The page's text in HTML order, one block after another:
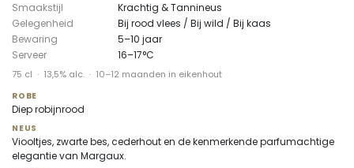
Smaakstijl
Krachtig & Tannineus
Gelegenheid
Bij rood vlees / Bij wild / Bij kaas
Bewaring
5–10 jaar
Serveer
16–17°C
75 cl · 13,5% alc. · 10–12 maanden in eikenhout
ROBE
Diep robijnrood
NEUS
Viooltjes, zwarte bes, cederhout en de kenmerkende parfumachtige
elegantie van Margaux.